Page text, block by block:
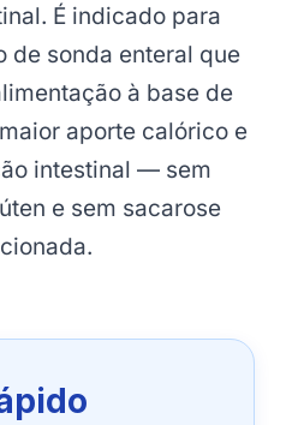
É indicado para
de sonda enteral que
à base de
aporte calórico e
intestinal — sem
e sem sacarose